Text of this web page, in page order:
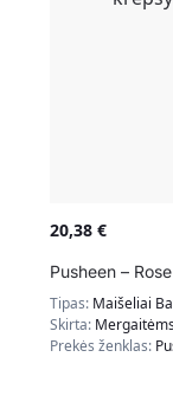
20,38 €
Pusheen –
Tipas: Maišeliai
Skirta:
Prekės ženklas: